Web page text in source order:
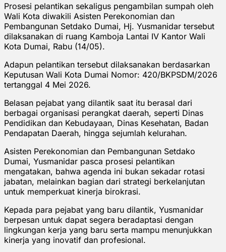
Prosesi pelantikan sekaligus pengambilan sumpah oleh
Wali Kota diwakili Asisten Perekonomian dan
Pembangunan Setdako Dumai, Hj. Yusmanidar tersebut
dilaksanakan di ruang Kamboja Lantai IV Kantor Wali
Kota Dumai, Rabu (14/05).
Adapun pelantikan tersebut dilaksanakan berdasarkan
Keputusan Wali Kota Dumai Nomor: 420/BKPSDM/2026
tertanggal 4 Mei 2026.
Belasan pejabat yang dilantik saat itu berasal dari
berbagai organisasi perangkat daerah, seperti Dinas
Pendidikan dan Kebudayaan, Dinas Kesehatan, Badan
Pendapatan Daerah, hingga sejumlah kelurahan.
Asisten Perekonomian dan Pembangunan Setdako
Dumai, Yusmanidar pasca prosesi pelantikan
mengatakan, bahwa agenda ini bukan sekadar rotasi
jabatan, melainkan bagian dari strategi berkelanjutan
untuk memperkuat kinerja birokrasi.
Kepada para pejabat yang baru dilantik, Yusmanidar
berpesan untuk dapat segera beradaptasi dengan
lingkungan kerja yang baru serta mampu menunjukkan
kinerja yang inovatif dan profesional.